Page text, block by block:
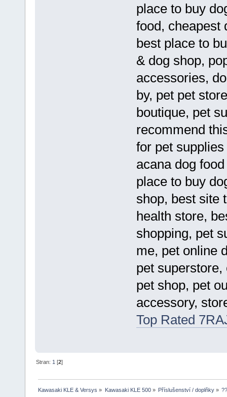
place to buy
food, cheapest
best place to
& dog shop,
accessories,
by, pet pet
boutique, pet
recommend
for pet
acana dog
place to buy
shop, best site
health store,
shopping, pet
me, pet online
pet
pet shop, pet
accessory,
Top Rated
Stran: 1 [2]
Kawasaki KLE & Versys » Kawasaki KLE 500» Příslušenství / doplňky»